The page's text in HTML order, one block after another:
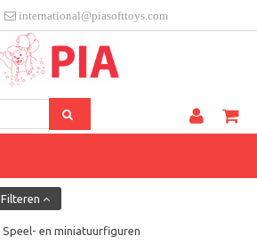
international@piasofttoys.com
Klantenfeedback
BE/NL
Filteren
Speel- en miniatuurfiguren